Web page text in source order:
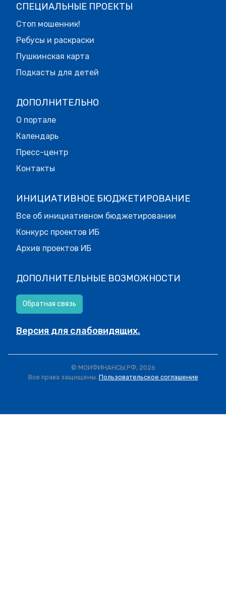
СПЕЦИАЛЬНЫЕ ПРОЕКТЫ
Стоп мошенник!
Ребусы и раскраски
Пушкинская карта
Подкасты для детей
ДОПОЛНИТЕЛЬНО
О портале
Календарь
Пресс-центр
Контакты
ИНИЦИАТИВНОЕ БЮДЖЕТИРОВАНИЕ
Все об инициативном бюджетировании
Конкурс проектов ИБ
Архив проектов ИБ
ДОПОЛНИТЕЛЬНЫЕ ВОЗМОЖНОСТИ
Обратная связь
Версия для слабовидящих.
© МОИФИНАНСЫ.РФ, 2026
Все права защищены. Пользовательское соглашение